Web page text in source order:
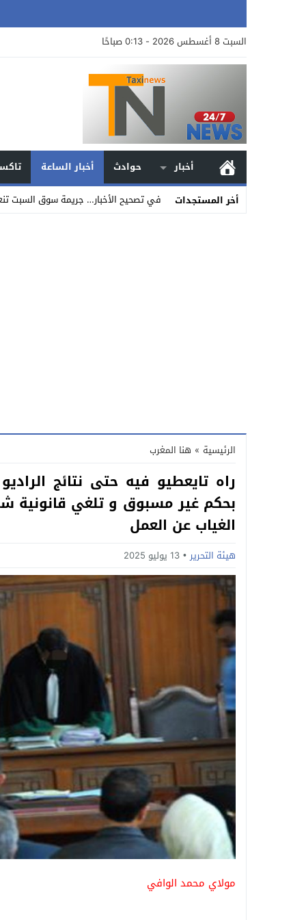
السبت 8 أغسطس 2026 - 0:13 صباحًا
أخبار حوادث أخبار الساعة
أخر المستجدات
في تصحيح الأخبار… جريمة سوق السبت
الرئيسية » هنا المغرب
راه تايعطيو فيه حتى نتائج
بحكم غير مسبوق و تلغي قانونية
الغياب عن العمل
هيئة التحرير 13 يوليو 2025
مولاي محمد الوافي